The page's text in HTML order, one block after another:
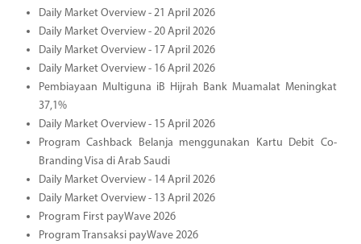
Daily Market Overview - 21 April 2026
Daily Market Overview - 20 April 2026
Daily Market Overview - 17 April 2026
Daily Market Overview - 16 April 2026
Pembiayaan Multiguna iB Hijrah Bank Muamalat Meningkat
37,1%
Daily Market Overview - 15 April 2026
Program Cashback Belanja menggunakan Kartu Debit Co-
Branding Visa di Arab Saudi
Daily Market Overview - 14 April 2026
Daily Market Overview - 13 April 2026
Program First payWave 2026
Program Transaksi payWave 2026